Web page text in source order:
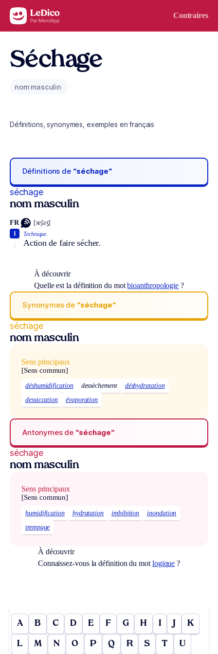
Aller au contenu Contraires
Séchage
nom masculin
Définitions, synonymes, exemples en français
Définitions de “séchage“
séchage
nom masculin
FR [seʃaʒ]
Technique.
Action de faire sécher.
1
À découvrir
Quelle est la définition du motbioanthropologie ?
Synonymes de “séchage“
séchage
nom masculin
Sens principaux
[Sens commun]
déshumidification dessèchement
déshydratation
dessiccation
évaporation
Antonymes de “séchage“
séchage
nom masculin
Sens principaux
[Sens commun]
humidification hydratation imbibition
inondation
trempage
À découvrir
Connaissez-vous la définition du mot logique ?
A B C D E F G H I J K
L M N O P Q R S T U